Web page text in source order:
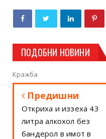
ПОДОБНИ НОВИНИ
Кражба
Предишни
Откриха и иззеха 43
литра алкохол без
бандерол в имот в